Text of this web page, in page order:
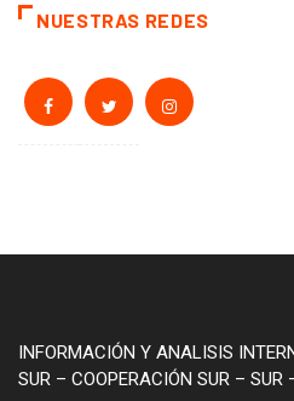
NUESTRAS REDES
INFORMACIÓN Y ANALISIS
SUR – COOPERACIÓN SUR – SUR